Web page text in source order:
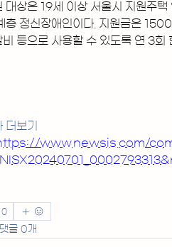
대상은 19세 이상 서울시 지원주
층 정신장애인이다. 지원금은 1500
비 등으로 사용할 수 있도록 연 3회
더보기
www.newsis.com/
0
댓글 0개